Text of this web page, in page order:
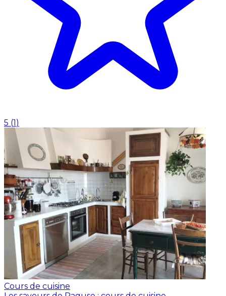
5 (1)
Cours de cuisine